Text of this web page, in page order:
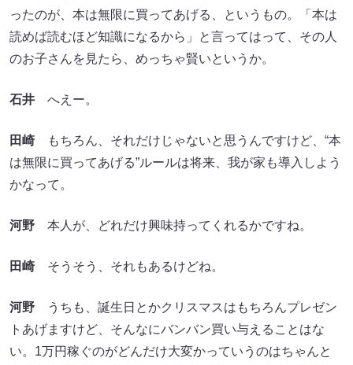
ったのが、本は無限に買ってあげる、というもの。「本は
読めば読むほど知識になるから」と言ってはって、その人
のお子さんを見たら、めっちゃ賢いというか。
石井 へえー。
田崎もちろん、それだけじゃないと思うんですけど、“本
は無限に買ってあげる”ルールは将来、我が家も導入しよう
かなって。
河野 本人が、どれだけ興味持ってくれるかですね。
田崎そうそう、それもあるけどね。
河野 うちも、誕生日とかクリスマスはもちろんプレゼン
トあげますけど、そんなにバンバン買い与えることはな
い。1万円稼ぐのがどんだけ大変かっていうのはちゃんと